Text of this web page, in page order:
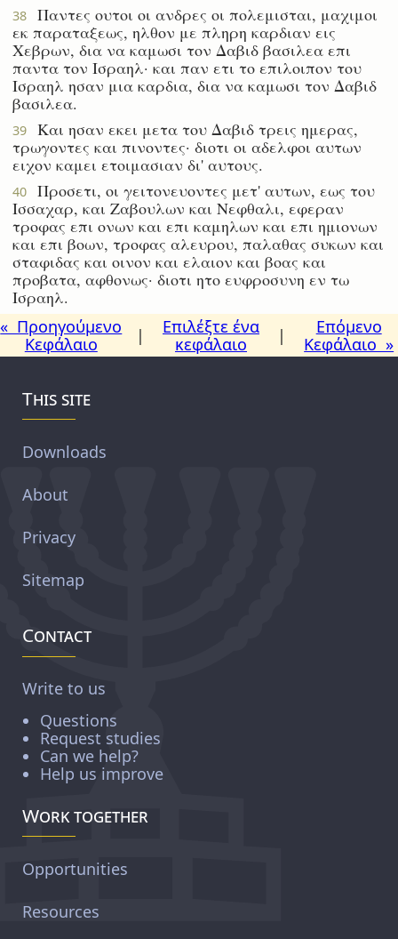
38
Παντες ουτοι οι ανδρες οι πολεμισται, μαχιμοι
εκ παραταξεως, ηλθον με πληρη καρδιαν εις
Χεβρων, δια να καμωσι τον Δαβιδ βασιλεα επι
παντα τον Ισραηλ· και παν ετι το επιλοιπον του
Ισραηλ ησαν μια καρδια, δια να καμωσι τον Δαβιδ
βασιλεα.
39
Και ησαν εκει μετα του Δαβιδ τρεις ημερας,
τρωγοντες και πινοντες· διοτι οι αδελφοι αυτων
ειχον καμει ετοιμασιαν δι' αυτους.
40
Προσετι, οι γειτονευοντες μετ' αυτων, εως του
Ισσαχαρ, και Ζαβουλων και Νεφθαλι, εφεραν
τροφας επι ονων και επι καμηλων και επι ημιονων
και επι βοων, τροφας αλευρου, παλαθας συκων και
σταφιδας και οινον και ελαιον και βοας και
προβατα, αφθονως· διοτι ητο ευφροσυνη εν τω
Ισραηλ.
« Προηγούμενο
Κεφάλαιο
|
Επιλέξτε ένα
κεφάλαιο
|
Επόμενο
Κεφάλαιο »
This site
Downloads
About
Privacy
Sitemap
Contact
Write to us
Questions
Request studies
Can we help?
Help us improve
Work together
Opportunities
Resources